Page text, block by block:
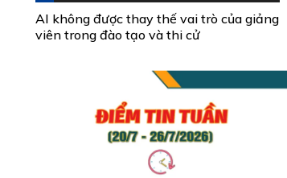
AI không được thay thế vai trò của giảng
viên trong đào tạo và thi cử